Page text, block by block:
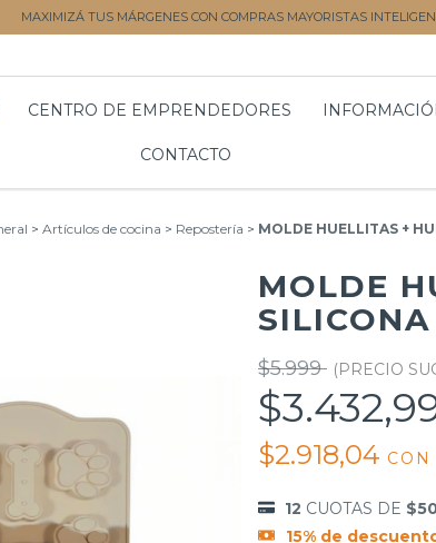
MAXIMIZÁ TUS MÁRGENES CON COMPRAS MAYORISTAS
CENTRO DE EMPRENDEDORES
CONTACTO
> Artículos de cocina > Repostería > MOLDE HUELLITAS +
MOLDE
$5.999
$2.918,04 CON
12 CUOTAS DE
15% de